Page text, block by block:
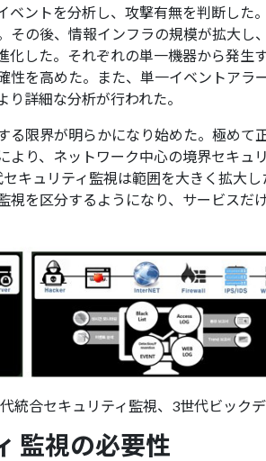
ベントを分析し、攻撃有無を判断した
その後、情報インフラの規模が拡大
化した。それぞれの単一機器から発生
性を高めた。また、単一イベントアラ
詳細な分析が行われた。
る限界が明らかになり始めた。極め
より、ネットワーク中心の境界セキュ
キュリティ監視は範囲を大きく拡大
視を区分するようになり、サービスだ
統合セキュリティ監視、3世代ビック
監視の必要性